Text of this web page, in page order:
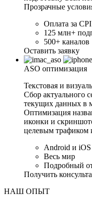
Прозрачные
Оплата за
125 млн+
500+ каналов
Оставить заявку
ASO оптимизация
Текстовая и
Сбор актуального
текущих данных в
Оптимизация
иконки и
целевым трафиком
Android и iOS
Весь мир
Подробный
Получить
НАШ ОПЫТ